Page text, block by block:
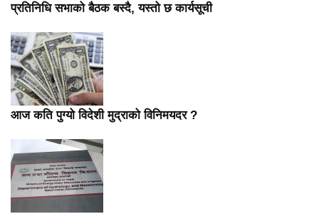
प्रतिनिधि सभाको बैठक बस्दै, यस्तो छ कार्यसूची
आज कति पुग्यो विदेशी मुद्राको विनिमयदर ?